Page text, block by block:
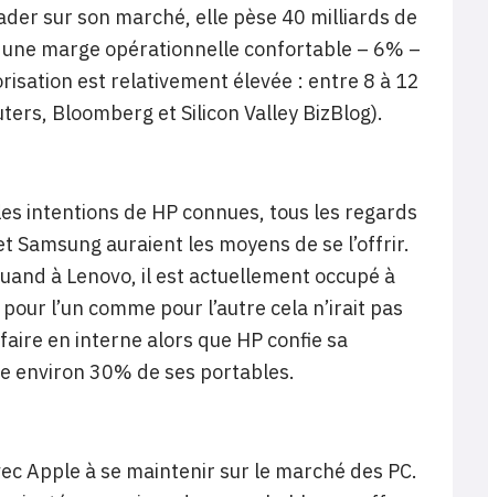
sur son marché, elle pèse 40 milliards de
marge opérationnelle confortable – 6% –
est relativement élevée : entre 8 à 12
Bloomberg et Silicon Valley BizBlog).
intentions de HP connues, tous les regards
auraient les moyens de se l’offrir.
à Lenovo, il est actuellement occupé à
l’un comme pour l’autre cela n’irait pas
en interne alors que HP confie sa
environ 30% de ses portables.
Apple à se maintenir sur le marché des PC.